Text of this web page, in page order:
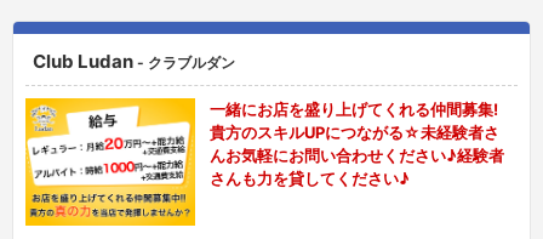
Club Ludan - クラブルダン
一緒にお店を盛り上げてくれる仲間募集!
貴方のスキルUPにつながる☆未経験者さ
んお気軽にお問い合わせください♪経験者
さんも力を貸してください♪